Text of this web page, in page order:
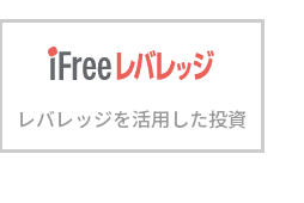
レバレッジを活用した投資